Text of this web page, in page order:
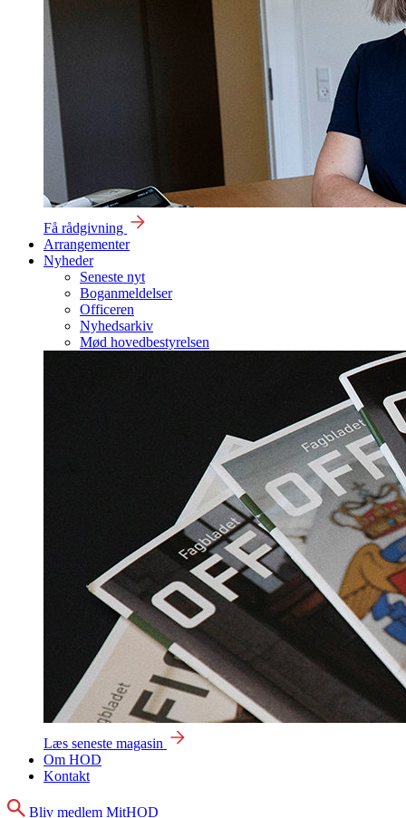
Få rådgivning
Arrangementer
Nyheder
Seneste nyt
Boganmeldelser
Officeren
Nyhedsarkiv
Mød hovedbestyrelsen
Læs seneste magasin
Om HOD
Kontakt
Søg
Bliv medlem MitHOD